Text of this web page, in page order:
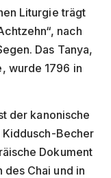
Liturgie trägt
nach
Das Tanya,
wurde 1796 in
der kanonische
Becher
Dokument
Chai und in